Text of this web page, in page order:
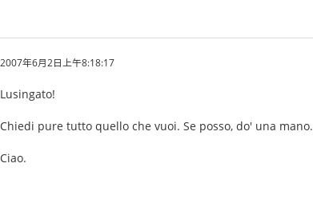
2007年6月2日上午8:18:17
Lusingato!
Chiedi pure tutto quello che vuoi. Se posso, do' una mano.
Ciao.